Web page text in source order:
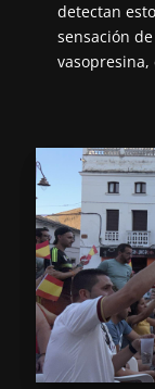
detectan
sensación